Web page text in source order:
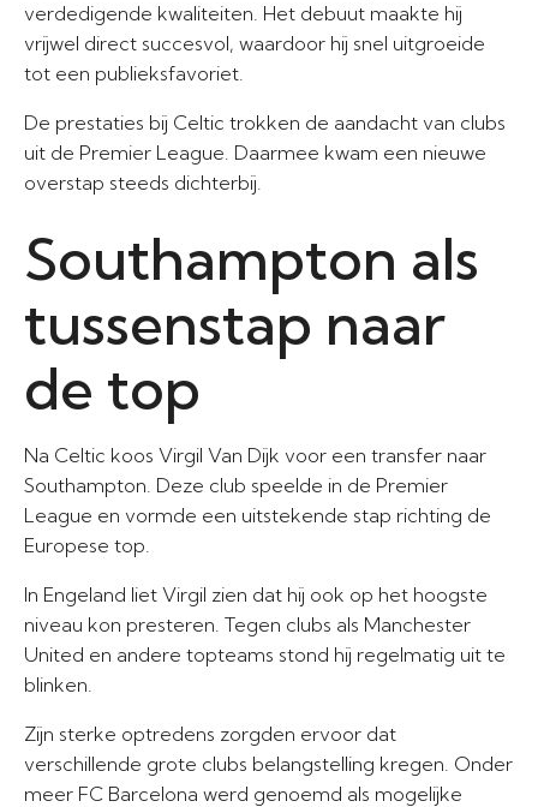
verdedigende kwaliteiten. Het debuut maakte hij
vrijwel direct succesvol, waardoor hij snel uitgroeide
tot een publieksfavoriet.
De prestaties bij Celtic trokken de aandacht van clubs
uit de Premier League. Daarmee kwam een nieuwe
overstap steeds dichterbij.
Southampton als
tussenstap naar
de top
Na Celtic koos Virgil Van Dijk voor een transfer naar
Southampton. Deze club speelde in de Premier
League en vormde een uitstekende stap richting de
Europese top.
In Engeland liet Virgil zien dat hij ook op het hoogste
niveau kon presteren. Tegen clubs als Manchester
United en andere topteams stond hij regelmatig uit te
blinken.
Zijn sterke optredens zorgden ervoor dat
verschillende grote clubs belangstelling kregen. Onder
meer FC Barcelona werd genoemd als mogelijke